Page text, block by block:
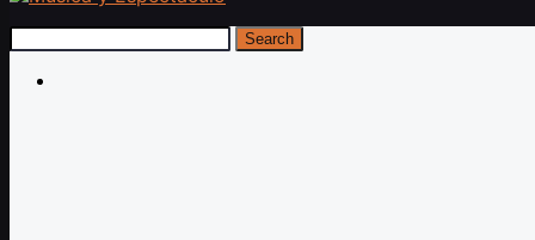
Search